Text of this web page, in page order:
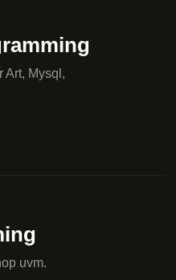
Art, Mysql,
uvm.